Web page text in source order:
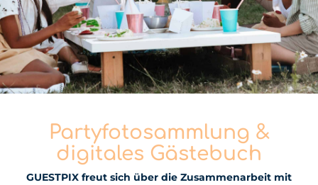
Partyfotosammlung &
digitales Gästebuch
GUESTPIX freut sich über die Zusammenarbeit mit